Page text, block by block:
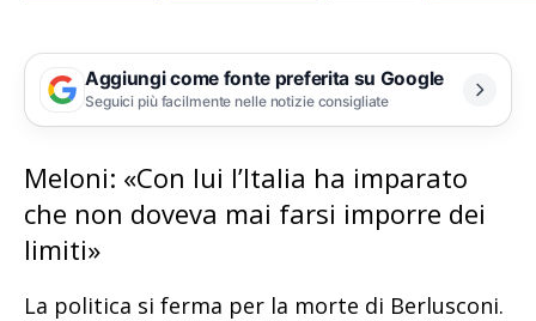
Aggiungi come fonte preferita su Google
Seguici più facilmente nelle notizie consigliate
Meloni: «Con lui l’Italia ha imparato
che non doveva mai farsi imporre dei
limiti»
La politica si ferma per la morte di Berlusconi.